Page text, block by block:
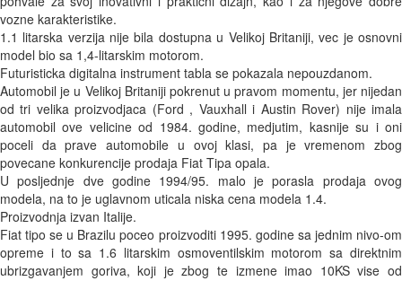
vozne karakteristike.
1.1 litarska verzija nije bila dostupna u Velikoj Britaniji, vec je osnovni
model bio sa 1,4-litarskim motorom.
Futuristicka digitalna instrument tabla se pokazala nepouzdanom.
Automobil je u Velikoj Britaniji pokrenut u pravom momentu, jer nijedan
od tri velika proizvodjaca (Ford , Vauxhall i Austin Rover) nije imala
automobil ove velicine od 1984. godine, medjutim, kasnije su i oni
poceli da prave automobile u ovoj klasi, pa je vremenom zbog
povecane konkurencije prodaja Fiat Tipa opala.
U posljednje dve godine 1994/95. malo je porasla prodaja ovog
modela, na to je uglavnom uticala niska cena modela 1.4.
Proizvodnja izvan Italije.
Fiat tipo se u Brazilu poceo proizvoditi 1995. godine sa jednim nivo-om
opreme i to sa 1.6 litarskim osmoventilskim motorom sa direktnim
ubrizgavanjem goriva, koji je zbog te izmene imao 10KS vise od